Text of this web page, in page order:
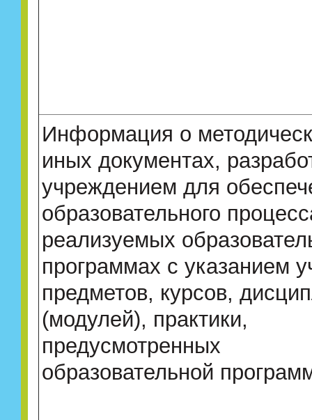
Информация о
иных документах,
учреждением для
образовательного
реализуемых
программах с указанием
предметов, курсов,
(модулей), практики,
предусмотренных
образовательной